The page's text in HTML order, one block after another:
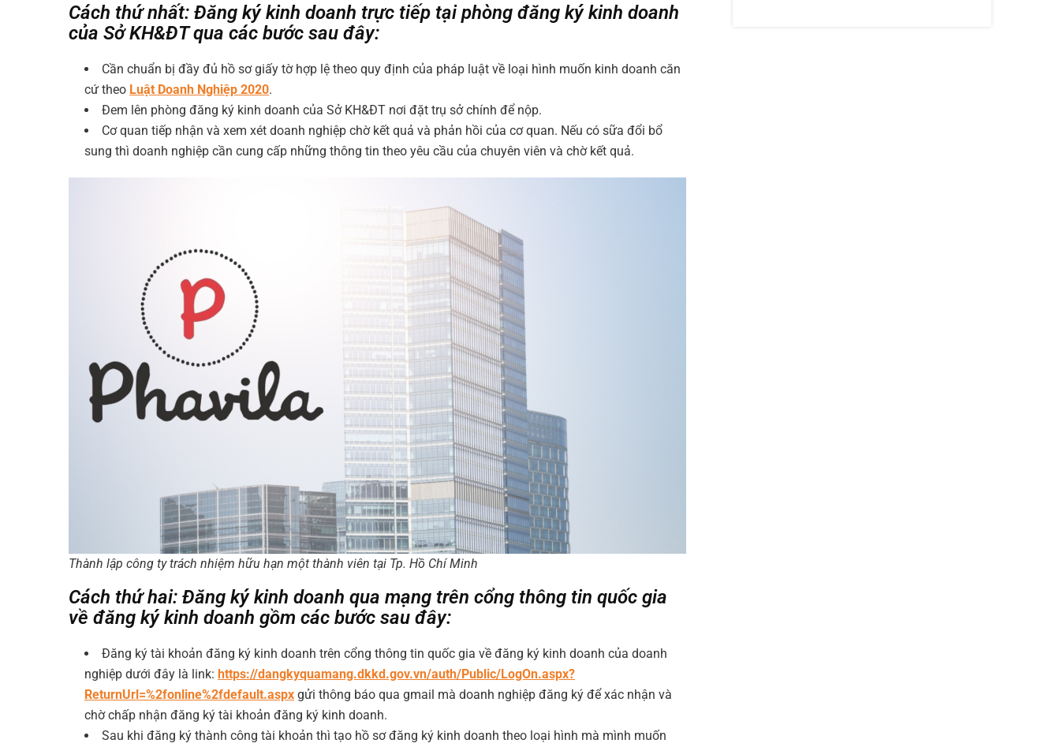
Cách thứ nhất: Đăng ký kinh doanh trực tiếp tại phòng đăng ký kinh doanh
của Sở KH&ĐT qua các bước sau đây:
Cần chuẩn bị đầy đủ hồ sơ giấy tờ hợp lệ theo quy định của pháp luật về loại hình muốn kinh doanh căn
cứ theo Luật Doanh Nghiệp 2020.
Đem lên phòng đăng ký kinh doanh của Sở KH&ĐT nơi đặt trụ sở chính để nộp.
Cơ quan tiếp nhận và xem xét doanh nghiệp chờ kết quả và phản hồi của cơ quan. Nếu có sữa đổi bổ
sung thì doanh nghiệp cần cung cấp những thông tin theo yêu cầu của chuyên viên và chờ kết quả.
Thành lập công ty trách nhiệm hữu hạn một thành viên tại Tp. Hồ Chí Minh
Cách thứ hai: Đăng ký kinh doanh qua mạng trên cổng thông tin quốc gia
về đăng ký kinh doanh gồm các bước sau đây:
Đăng ký tài khoản đăng ký kinh doanh trên cổng thông tin quốc gia về đăng ký kinh doanh của doanh
nghiệp dưới đây là link: https://dangkyquamang.dkkd.gov.vn/auth/Public/LogOn.aspx?
ReturnUrl=%2fonline%2fdefault.aspx gửi thông báo qua gmail mà doanh nghiệp đăng ký để xác nhận và
chờ chấp nhận đăng ký tài khoản đăng ký kinh doanh.
Sau khi đăng ký thành công tài khoản thì tạo hồ sơ đăng ký kinh doanh theo loại hình mà mình muốn